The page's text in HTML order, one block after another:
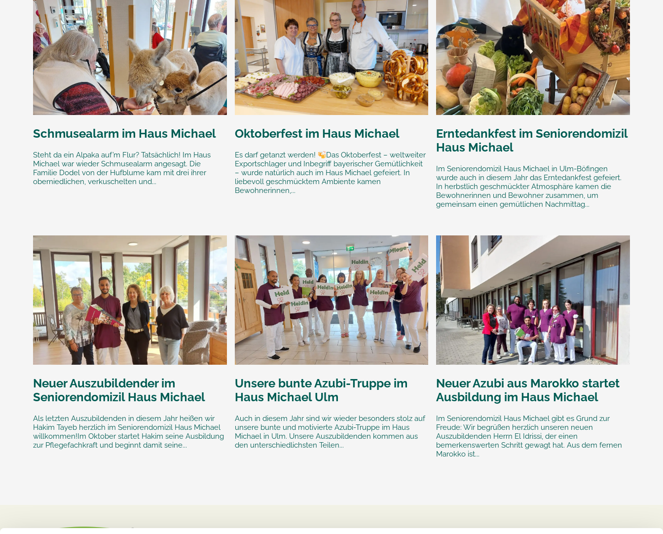
Schmusealarm im Haus Michael
Steht da ein Alpaka auf’m Flur? Tatsächlich! Im Haus
Michael war wieder Schmusealarm angesagt. Die
Familie Dodel von der Hufblume kam mit drei ihrer
oberniedlichen, verkuschelten und...
Oktoberfest im Haus Michael
Es darf getanzt werden!
Das Oktoberfest – weltweiter
Exportschlager und Inbegriff bayerischer Gemütlichkeit
– wurde natürlich auch im Haus Michael gefeiert. In
liebevoll geschmücktem Ambiente kamen
Bewohnerinnen,...
Erntedankfest im Seniorendomizil
Haus Michael
Im Seniorendomizil Haus Michael in Ulm-Böfingen
wurde auch in diesem Jahr das Erntedankfest gefeiert.
In herbstlich geschmückter Atmosphäre kamen die
Bewohnerinnen und Bewohner zusammen, um
gemeinsam einen gemütlichen Nachmittag...
Neuer Auszubildender im
Seniorendomizil Haus Michael
Als letzten Auszubildenden in diesem Jahr heißen wir
Hakim Tayeb herzlich im Seniorendomizil Haus Michael
willkommen!Im Oktober startet Hakim seine Ausbildung
zur Pflegefachkraft und beginnt damit seine...
Unsere bunte Azubi-Truppe im
Haus Michael Ulm
Auch in diesem Jahr sind wir wieder besonders stolz auf
unsere bunte und motivierte Azubi-Truppe im Haus
Michael in Ulm. Unsere Auszubildenden kommen aus
den unterschiedlichsten Teilen...
Neuer Azubi aus Marokko startet
Ausbildung im Haus Michael
Im Seniorendomizil Haus Michael gibt es Grund zur
Freude: Wir begrüßen herzlich unseren neuen
Auszubildenden Herrn El Idrissi, der einen
bemerkenswerten Schritt gewagt hat. Aus dem fernen
Marokko ist...